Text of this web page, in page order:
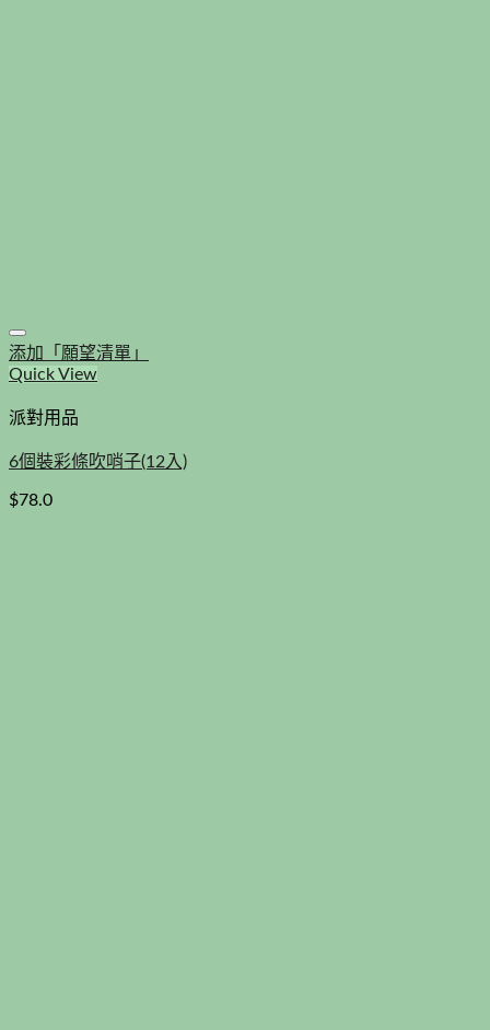
添加「願望清單」
Quick View
派對用品
6個裝彩條吹哨子(12入)
$78.0